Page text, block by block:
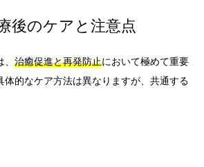
後のケアと注意点
治癒促進と再発防止において極めて重要
体的なケア方法は異なりますが、共通する